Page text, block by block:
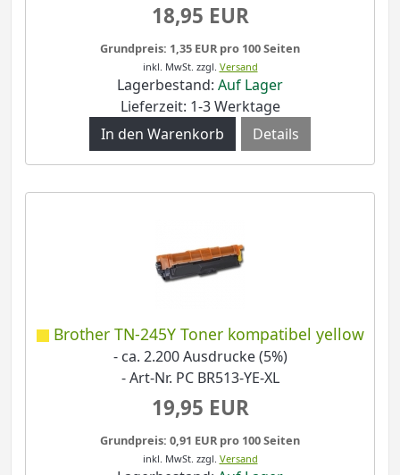
18,95 EUR
Grundpreis: 1,35 EUR pro 100 Seiten
inkl. MwSt. zzgl. Versand
Lagerbestand: Auf Lager
Lieferzeit: 1-3 Werktage
Details
Brother TN-245Y Toner kompatibel yellow
- ca. 2.200 Ausdrucke (5%)
- Art-Nr. PC BR513-YE-XL
19,95 EUR
Grundpreis: 0,91 EUR pro 100 Seiten
inkl. MwSt. zzgl. Versand